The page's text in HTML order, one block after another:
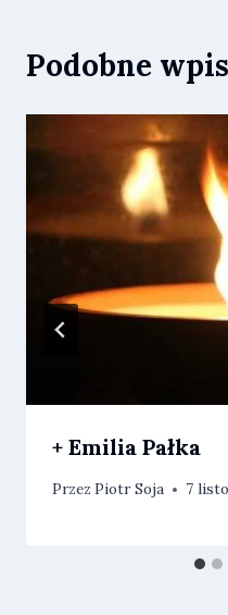
Podobne
+ Emilia Pałka
Przez Piotr Soja 7